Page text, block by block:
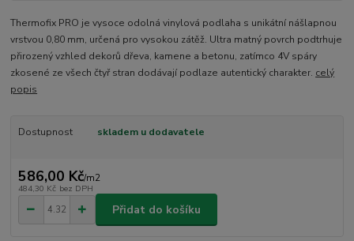
Thermofix PRO je vysoce odolná vinylová podlaha s unikátní nášlapnou
vrstvou 0,80 mm, určená pro vysokou zátěž. Ultra matný povrch podtrhuje
přirozený vzhled dekorů dřeva, kamene a betonu, zatímco 4V spáry
zkosené ze všech čtyř stran dodávají podlaze autentický charakter. celý
popis
Dostupnost skladem u dodavatele
586,00 Kč/m2
484,30 Kč bez DPH
Přidat do košíku